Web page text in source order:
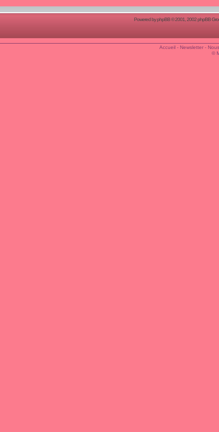
Powered byphpBB© 2001, 2002 phpBB
Accueil- Newsletter-
©